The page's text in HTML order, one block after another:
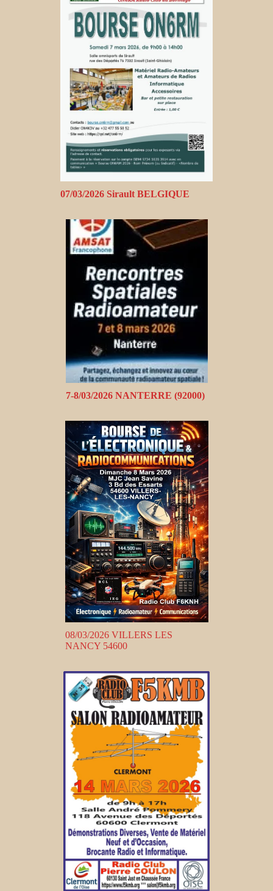
07/03/2026 Sirault BELGIQUE
7-8/03/2026 NANTERRE (92000)
08/03/2026 VILLERS LES
NANCY 54600